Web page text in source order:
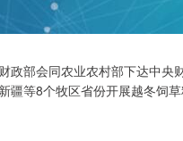
政部会同农业农村部下达中
疆等8个牧区省份开展越冬饲